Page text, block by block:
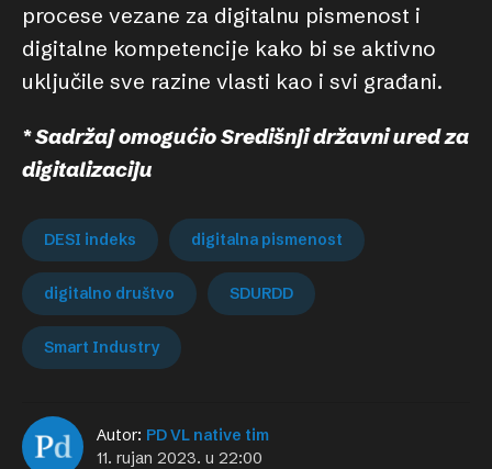
procese vezane za digitalnu pismenost i
digitalne kompetencije kako bi se aktivno
uključile sve razine vlasti kao i svi građani.
* Sadržaj omogućio Središnji državni ured za
digitalizaciju
DESI indeks digitalna pismenost
digitalno društvo SDURDD
Smart Industry
Autor: PD VL native tim
11. rujan 2023. u 22:00